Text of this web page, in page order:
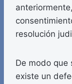
resolución
De modo que
existe un